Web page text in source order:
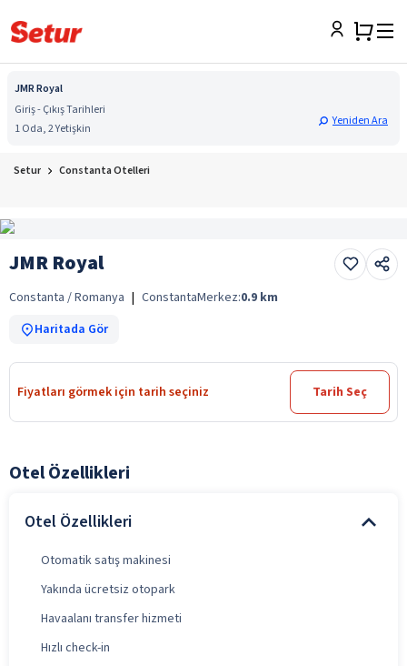
JMR Royal
Giriş - Çıkış Tarihleri
1 Oda, 2 Yetişkin
Yeniden Ara
Setur Constanta Otelleri
JMR Royal
Constanta / Romanya | ConstantaMerkez:0.9 km
Haritada Gör
Fiyatları görmek için tarih seçiniz Tarih Seç
Otel Özellikleri
Otel Özellikleri
Otomatik satış makinesi
Yakında ücretsiz otopark
Havaalanı transfer hizmeti
Hızlı check-in